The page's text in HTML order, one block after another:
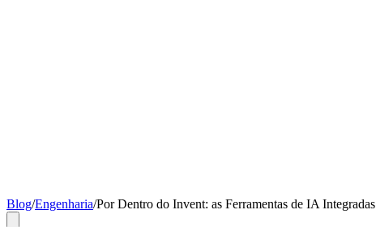
Blog/Engenharia/Por Dentro do Invent: as Ferramentas de IA Integradas